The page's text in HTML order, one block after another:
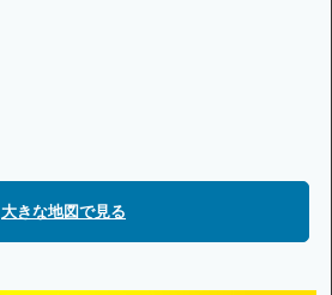
大きな地図で見る